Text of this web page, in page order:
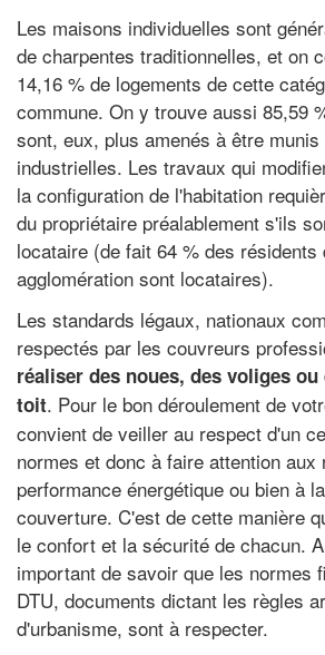
Les maisons individuelles sont
de charpentes traditionnelles, et on
14,16 % de logements de cette
commune. On y trouve aussi 85,59
sont, eux, plus amenés à être
industrielles. Les travaux qui
la configuration de l'habitation
du propriétaire préalablement s'ils
locataire (de fait 64 % des résidents
agglomération sont locataires).
Les standards légaux, nationaux
respectés par les couvreurs
réaliser des noues, des voliges
toit. Pour le bon déroulement de
convient de veiller au respect d'un
normes et donc à faire attention
performance énergétique ou bien à
couverture. C'est de cette manière
le confort et la sécurité de chacun.
important de savoir que les normes
DTU, documents dictant les règles
d'urbanisme, sont à respecter.